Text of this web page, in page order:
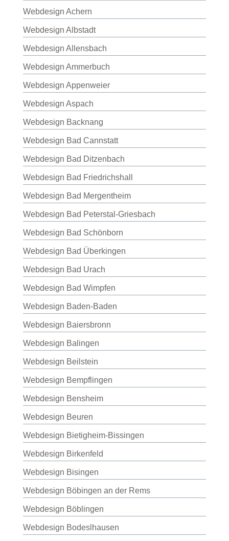
Webdesign Achern
Webdesign Albstadt
Webdesign Allensbach
Webdesign Ammerbuch
Webdesign Appenweier
Webdesign Aspach
Webdesign Backnang
Webdesign Bad Cannstatt
Webdesign Bad Ditzenbach
Webdesign Bad Friedrichshall
Webdesign Bad Mergentheim
Webdesign Bad Peterstal-Griesbach
Webdesign Bad Schönborn
Webdesign Bad Überkingen
Webdesign Bad Urach
Webdesign Bad Wimpfen
Webdesign Baden-Baden
Webdesign Baiersbronn
Webdesign Balingen
Webdesign Beilstein
Webdesign Bempflingen
Webdesign Bensheim
Webdesign Beuren
Webdesign Bietigheim-Bissingen
Webdesign Birkenfeld
Webdesign Bisingen
Webdesign Böbingen an der Rems
Webdesign Böblingen
Webdesign Bodeslhausen